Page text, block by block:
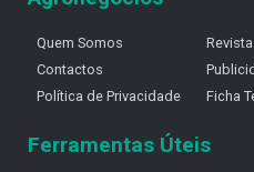
Quem Somos
Contactos
Política de Privacidade
Ficha
Ferramentas Úteis